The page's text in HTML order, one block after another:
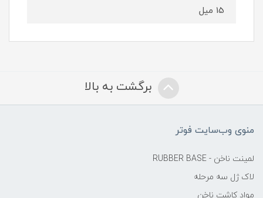
15 میل
برگشت به بالا
منوی وب‌سایت فوتر
لمینت ناخن - RUBBER BASE
لاک ژل سه مرحله
مواد کاشت ناخن